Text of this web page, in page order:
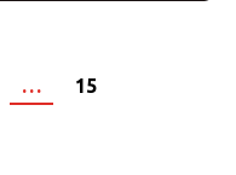
… 15